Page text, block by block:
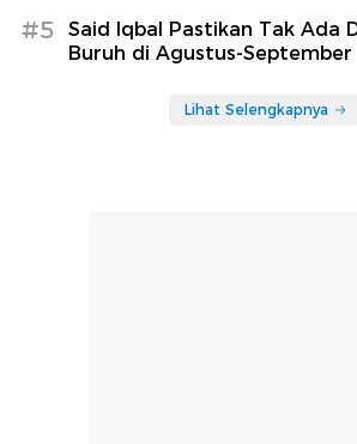
#5
Said Iqbal Pastikan Tak Ada
Buruh di Agustus-September
Lihat Selengkapnya